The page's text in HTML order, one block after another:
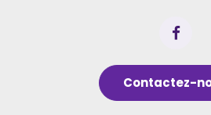
Contactez-